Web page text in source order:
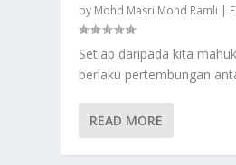
by Mohd Masri Mohd Ramli |
Setiap daripada kita
berlaku pertembungan
READ MORE